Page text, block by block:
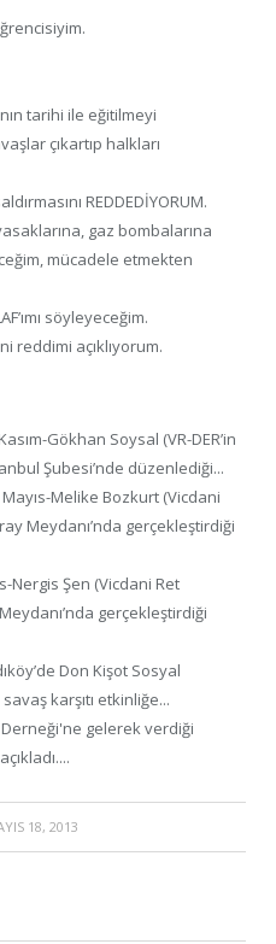
tarihi ile eğitilmeyi
çıkartıp halkları
REDDEDİYORUM.
gaz bombalarına
mücadele etmekten
söyleyeceğim.
reddimi açıklıyorum.
Gökhan Soysal (VR-DER’in
Şubesi’nde düzenlediği...
Mayıs-Melike Bozkurt (Vicdani
Meydanı’nda gerçekleştirdiği
Nergis Şen (Vicdani Ret
gerçekleştirdiği
Don Kişot Sosyal
karşıtı etkinliğe...
gelerek verdiği
18, 2013